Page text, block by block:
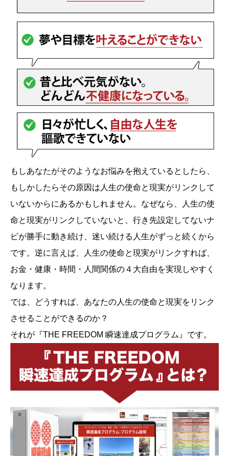
もしあなたがそのようなお悩みを抱えているとしたら、
もしかしたらその原因は人生の使命と現実がリンクして
いないからにあるかもしれません。なぜなら、人生の使
命と現実がリンクしていないと、行き先設定してないナ
ビが勝手に動き続け、迷い続ける人生がずっと続くから
です。逆に言えば、人生の使命と現実がリンクすれば、
お金・健康・時間・人間関係の４大自由を実現しやすく
なります。
では、どうすれば、あなたの人生の使命と現実をリンク
させることができるのか？
それが『THE FREEDOM 瞬速達成プログラム』です。